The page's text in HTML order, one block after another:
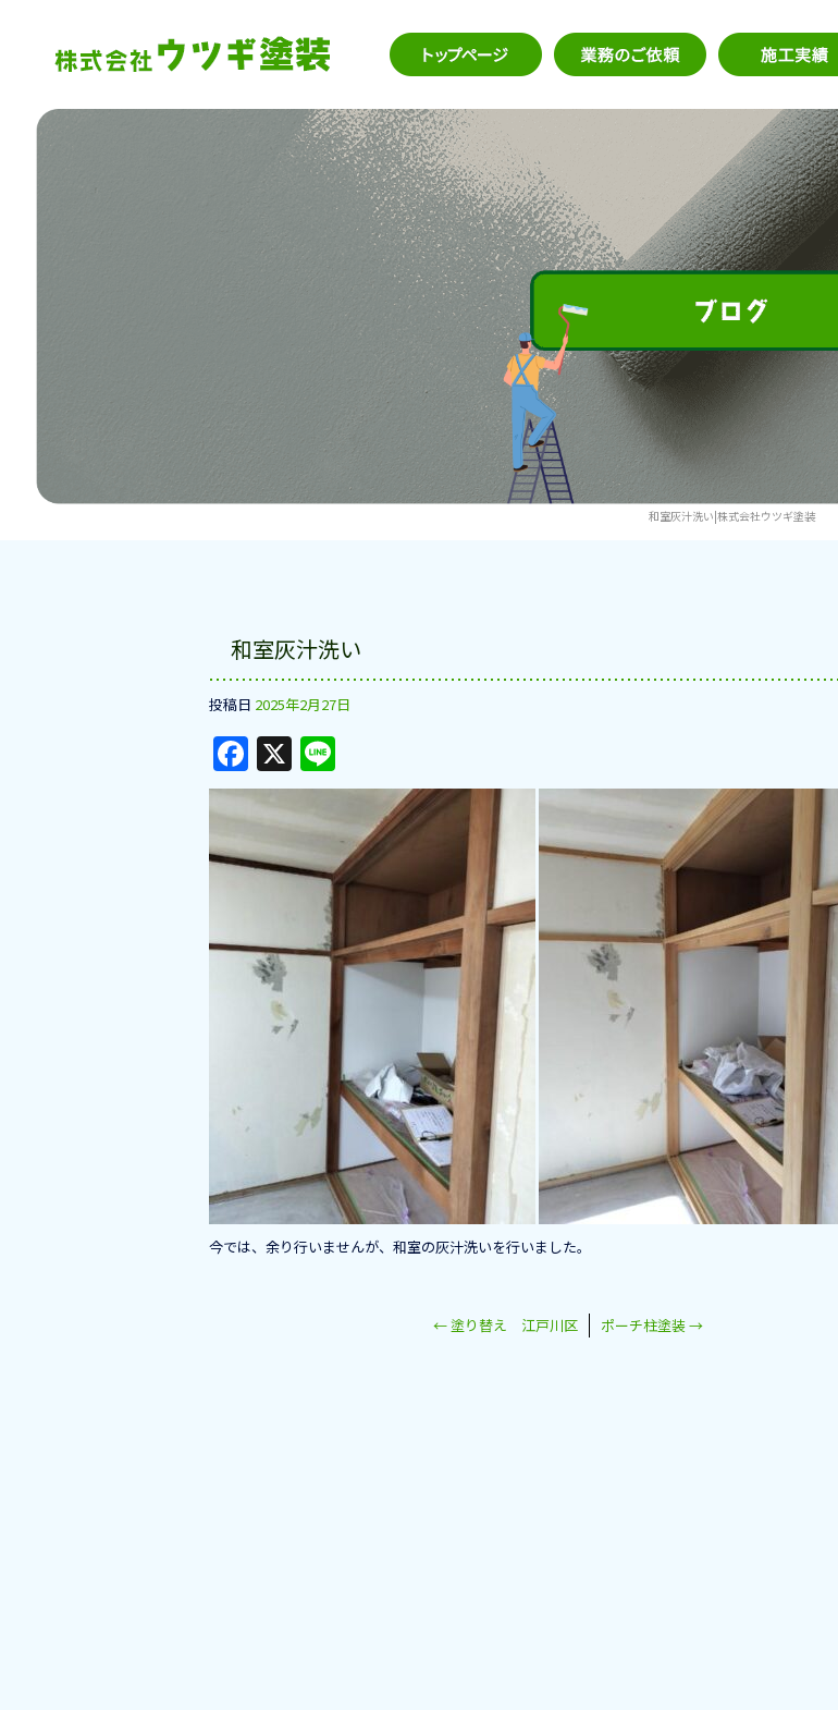
和室灰汁洗い|株式会社ウツギ塗装
和室灰汁洗い
投稿日 2025年2月27日
F
a
c
e
o
k
X
n
e
今では、余り行いませんが、和室の灰汁洗いを行いました。
←塗り替え 江戸川区 ポーチ柱塗装→